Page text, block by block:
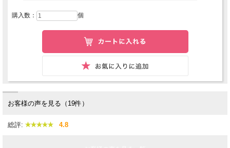
購入数： 個
お客様の声を見る（19件）
総評: 4.8